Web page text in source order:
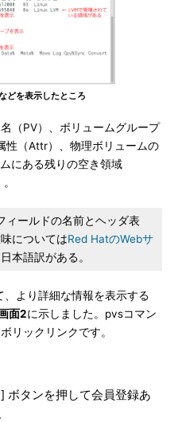
どを表示したところ
（PV）、ボリュームグループ
性（Attr）、物理ボリュームの
にある残りの空き領域
ィールドの名前とヘッダ表
についてはRed HatのWebサ
本語訳がある。
より詳細な情報を表示する
面2に示しました。pvsコマン
リックリンクです。
ボタンを押して会員登録あ